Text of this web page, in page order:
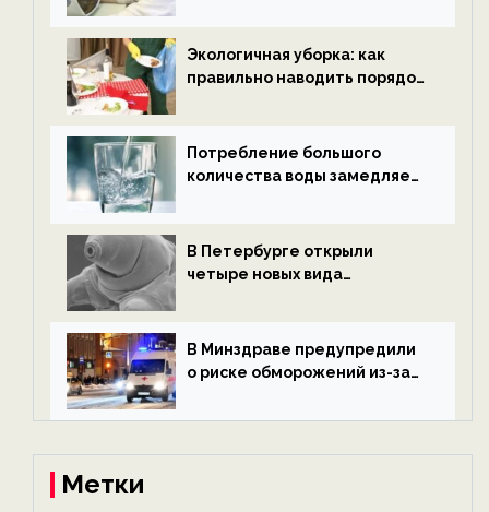
ECOportal
Экологичная уборка: как
правильно наводить порядок
Потребление большого
количества воды замедляет
В Петербурге открыли
четыре новых вида
экологии на ECOportal
В Минздраве предупредили
о риске обморожений из-за
на ECOportal
Метки